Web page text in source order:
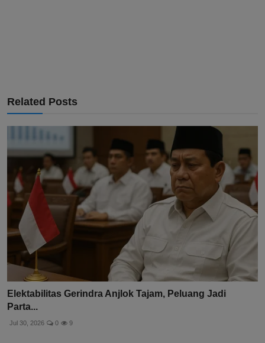
Related Posts
Elektabilitas Gerindra Anjlok Tajam, Peluang Jadi
Parta...
Jul 30, 2026 0 9